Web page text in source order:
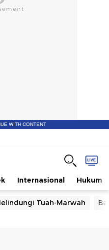
WITH CONTENT
Internasional Hukum
Tuah-Marwah